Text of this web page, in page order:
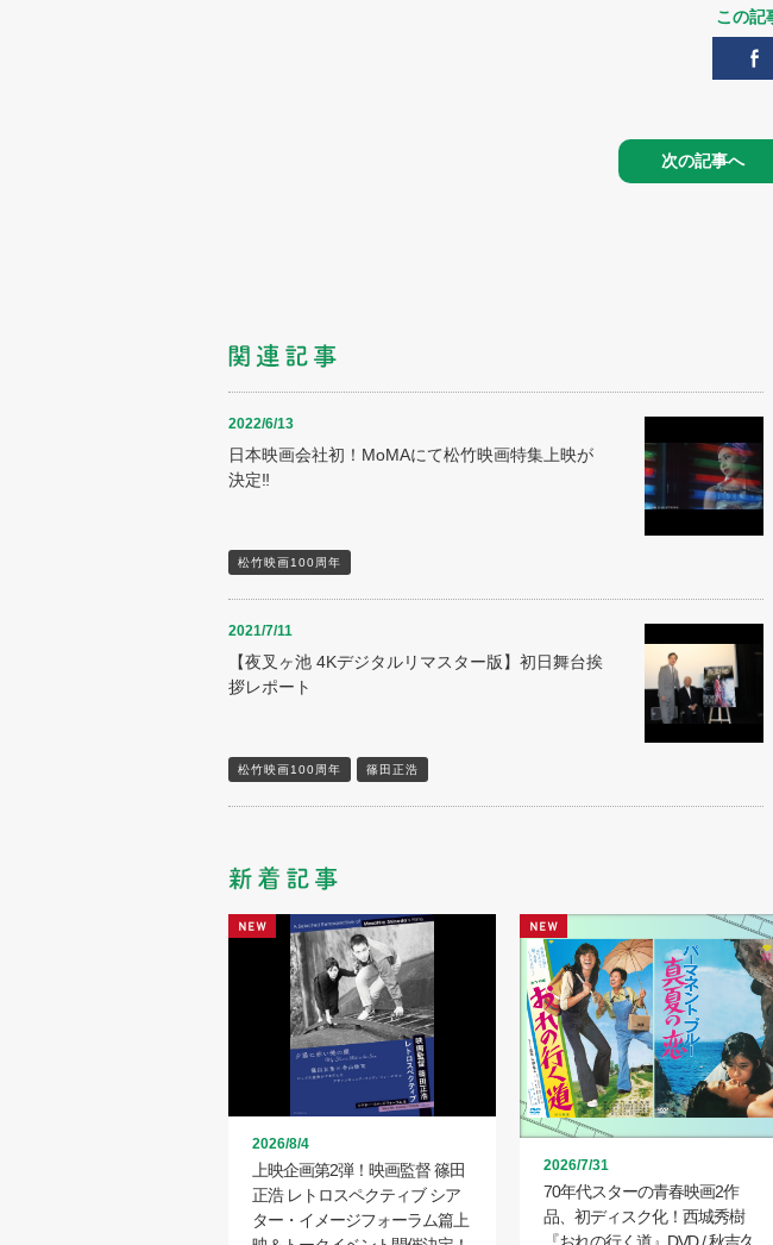
この記
次の記事へ
2022/6/13
日本映画会社初！MoMAにて松竹映画特集上映が
決定‼
松竹映画100周年
2021/7/11
【夜叉ヶ池 4Kデジタルリマスター版】初日舞台挨
拶レポート
松竹映画100周年 篠田正浩
2026/8/4
上映企画第2弾！映画監督 篠田
正浩 レトロスペクティブ シア
ター・イメージフォーラム篇上
2026/7/31
70年代スターの青春映画2作
品、初ディスク化！西城秀樹